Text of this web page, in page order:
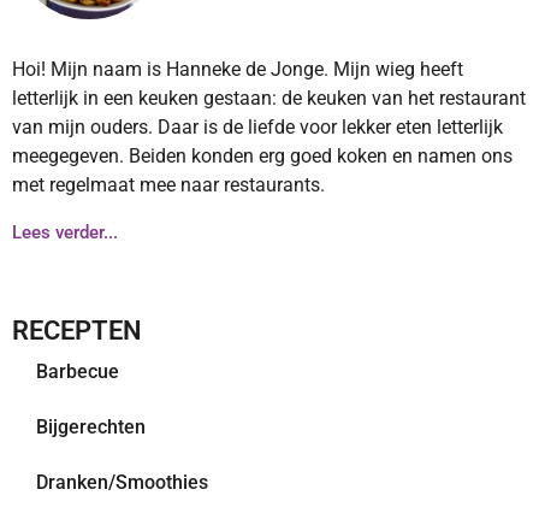
Hoi! Mijn naam is Hanneke de Jonge. Mijn wieg heeft
letterlijk in een keuken gestaan: de keuken van het restaurant
van mijn ouders. Daar is de liefde voor lekker eten letterlijk
meegegeven. Beiden konden erg goed koken en namen ons
met regelmaat mee naar restaurants.
Lees verder...
RECEPTEN
Barbecue
Bijgerechten
Dranken/Smoothies